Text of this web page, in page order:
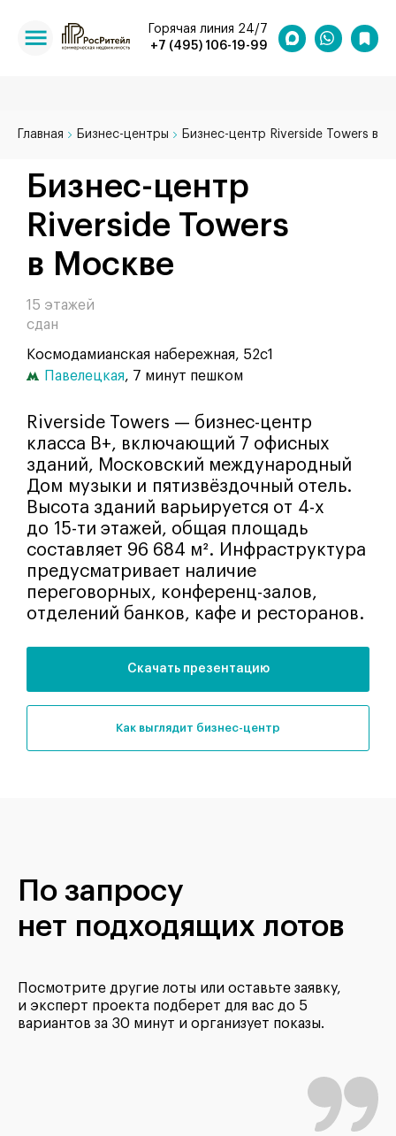
+7 (495) 106-19-99
Горячая линия 24/7
Главная Бизнес-центры Бизнес-центр Riverside Towers в
Бизнес-центр
Riverside Towers
в Москве
15 этажей
сдан
Космодамианская набережная, 52с1
Павелецкая, 7 минут пешком
Riverside Towers — бизнес-центр
класса В+, включающий 7 офисных
зданий, Московский международный
Дом музыки и пятизвёздочный отель.
Высота зданий варьируется от 4-х
до 15-ти этажей, общая площадь
составляет 96 684 м². Инфраструктура
предусматривает наличие
переговорных, конференц-залов,
отделений банков, кафе и ресторанов.
Скачать презентацию
как выглядит бизнес-центр
По запросу
нет подходящих лотов
Посмотрите другие лоты или оставьте заявку,
и эксперт проекта подберет для вас до 5
вариантов за 30 минут и организует показы.